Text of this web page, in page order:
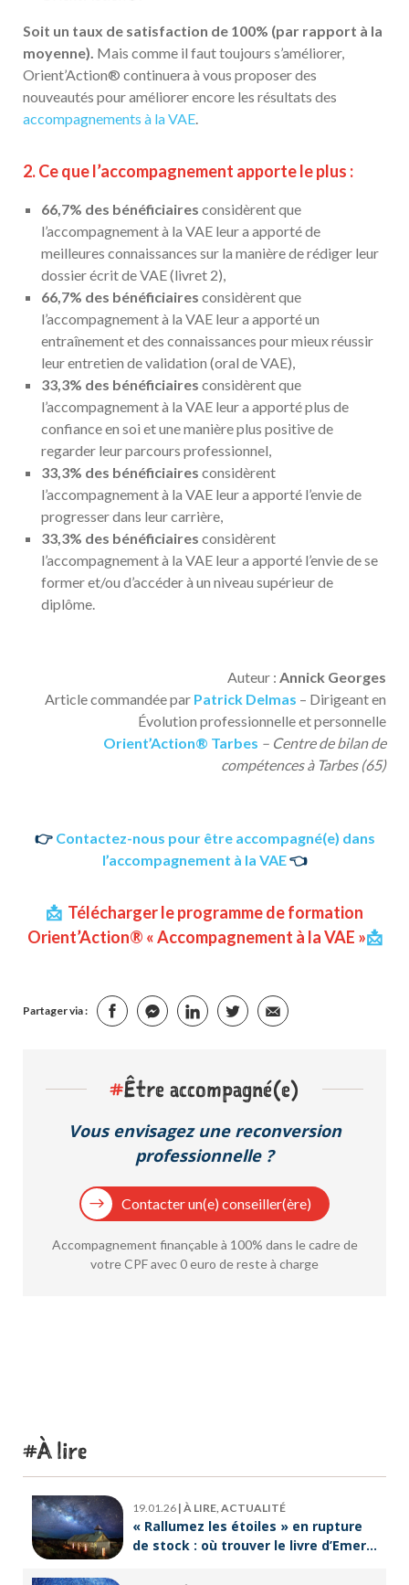
Soit un taux de satisfaction de 100% (par rapport à la
moyenne). Mais comme il faut toujours s’améliorer,
Orient’Action® continuera à vous proposer des
nouveautés pour améliorer encore les résultats des
accompagnements à la VAE.
2. Ce que l’accompagnement apporte le plus :
66,7% des bénéficiaires considèrent que
l’accompagnement à la VAE leur a apporté de
meilleures connaissances sur la manière de rédiger leur
dossier écrit de VAE (livret 2),
66,7% des bénéficiaires considèrent que
l’accompagnement à la VAE leur a apporté un
entraînement et des connaissances pour mieux réussir
leur entretien de validation (oral de VAE),
33,3% des bénéficiaires considèrent que
l’accompagnement à la VAE leur a apporté plus de
confiance en soi et une manière plus positive de
regarder leur parcours professionnel,
33,3% des bénéficiaires considèrent
l’accompagnement à la VAE leur a apporté l’envie de
progresser dans leur carrière,
33,3% des bénéficiaires considèrent
l’accompagnement à la VAE leur a apporté l’envie de se
former et/ou d’accéder à un niveau supérieur de
diplôme.
Auteur : Annick Georges
Article commandée par Patrick Delmas – Dirigeant en
Évolution professionnelle et personnelle
Orient’Action® Tarbes – Centre de bilan de
compétences à Tarbes (65)
👉 Contactez-nous pour être accompagné(e) dans
l’accompagnement à la VAE👈
📩 Télécharger le programme de formation
Orient’Action® « Accompagnement à la VAE »📩
Partager via :
#Être accompagné(e)
Vous envisagez une reconversion
professionnelle ?
Contacter un(e) conseiller(ère)
Accompagnement finançable à 100% dans le cadre de
votre CPF avec 0 euro de reste à charge
À lire
19.01.26 | À LIRE, ACTUALITÉ
« Rallumez les étoiles » en rupture
de stock : où trouver le livre d’Emeric